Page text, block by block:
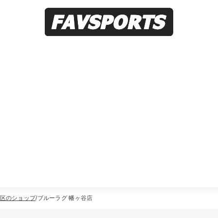
のショップ ブルーラグ 幡ヶ谷店